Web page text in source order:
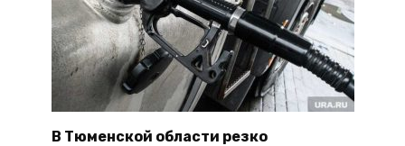
В Тюменской области резко